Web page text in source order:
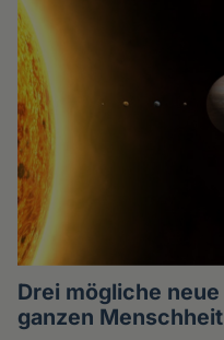
Drei mögliche
ganzen